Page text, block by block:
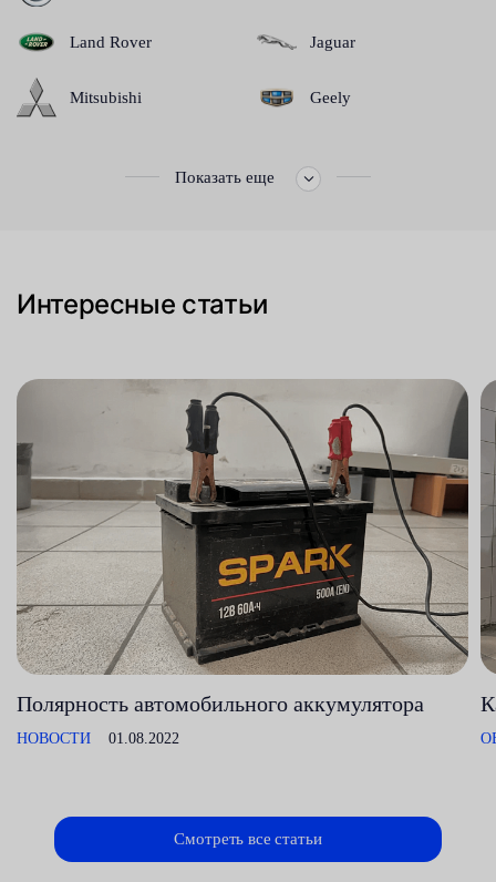
Land Rover
Mitsubishi
Jaguar
Geely
Показать еще
Интересные статьи
Полярность автомобильного аккумулятора
НОВОСТИ 01.08.2022
Смотреть все статьи